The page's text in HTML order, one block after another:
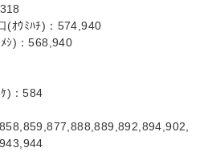
(ｵｳﾐﾊﾁ)：574,940
ｼ)：568,940
)：584